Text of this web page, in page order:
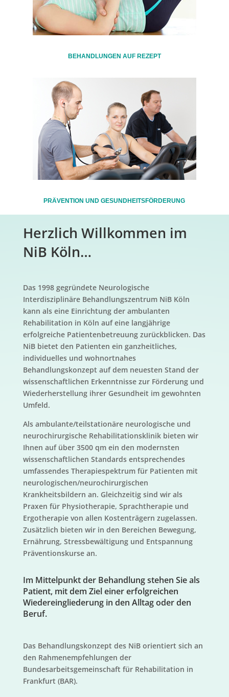
BEHANDLUNGEN AUF REZEPT
PRÄVENTION UND GESUNDHEITSFÖRDERUNG
Herzlich Willkommen im
NiB Köln…
Das 1998 gegründete Neurologische
Interdisziplinäre Behandlungszentrum NiB Köln
kann als eine Einrichtung der ambulanten
Rehabilitation in Köln auf eine langjährige
erfolgreiche Patientenbetreuung zurückblicken. Das
NiB bietet den Patienten ein ganzheitliches,
individuelles und wohnortnahes
Behandlungskonzept auf dem neuesten Stand der
wissenschaftlichen Erkenntnisse zur Förderung und
Wiederherstellung ihrer Gesundheit im gewohnten
Umfeld.
Als ambulante/teilstationäre neurologische und
neurochirurgische Rehabilitationsklinik bieten wir
Ihnen auf über 3500 qm ein den modernsten
wissenschaftlichen Standards entsprechendes
umfassendes Therapiespektrum für Patienten mit
neurologischen/neurochirurgischen
Krankheitsbildern an. Gleichzeitig sind wir als
Praxen für Physiotherapie, Sprachtherapie und
Ergotherapie von allen Kostenträgern zugelassen.
Zusätzlich bieten wir in den Bereichen Bewegung,
Ernährung, Stressbewältigung und Entspannung
Präventionskurse an.
Im Mittelpunkt der Behandlung stehen Sie als
Patient, mit dem Ziel einer erfolgreichen
Wiedereingliederung in den Alltag oder den
Beruf.
Das Behandlungskonzept des NiB orientiert sich an
den Rahmenempfehlungen der
Bundesarbeitsgemeinschaft für Rehabilitation in
Frankfurt (BAR).